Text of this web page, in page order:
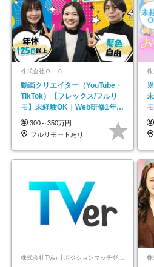
株式会社ＯＬＣ
動画クリエイター（YouTube・
TikTok）【フレックス/フルリ
モ】未経験OK｜Web研修1年間
｜副業OK
300～350万円
フルリモートあり
※
株式会社TVer【ポジションマッチ登録】 株